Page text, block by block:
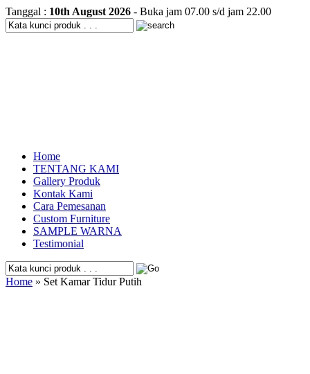
Tanggal : 10th August 2026 - Buka jam 07.00 s/d jam 22.00
Home
TENTANG KAMI
Gallery Produk
Kontak Kami
Cara Pemesanan
Custom Furniture
SAMPLE WARNA
Testimonial
Home » Set Kamar Tidur Putih